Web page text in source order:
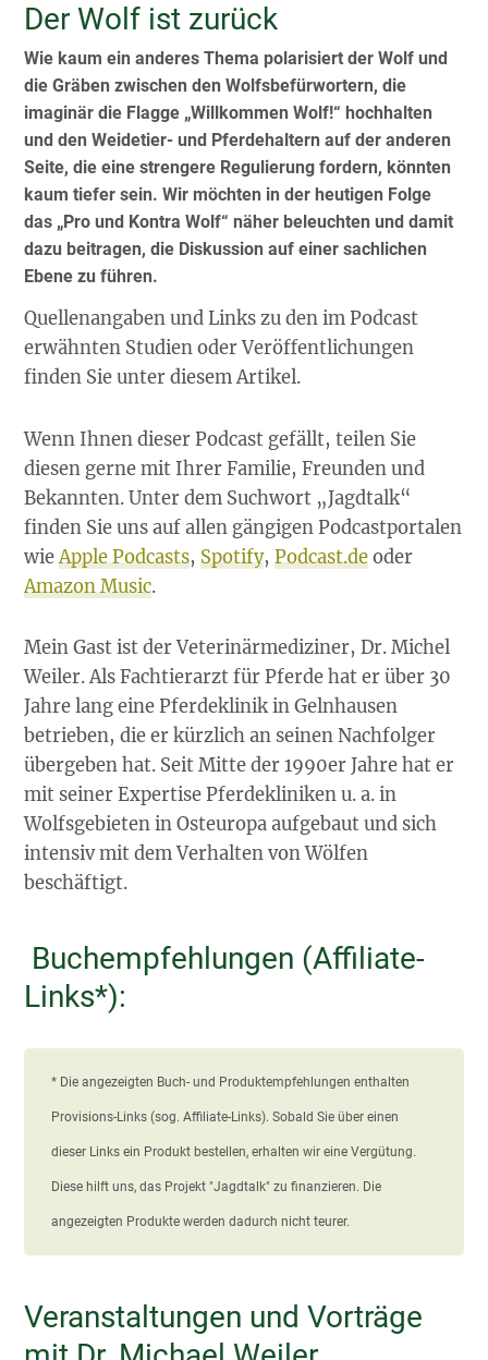
Der Wolf ist zurück
Wie kaum ein anderes Thema polarisiert der Wolf und
die Gräben zwischen den Wolfsbefürwortern, die
imaginär die Flagge „Willkommen Wolf!“ hochhalten
und den Weidetier- und Pferdehaltern auf der anderen
Seite, die eine strengere Regulierung fordern, könnten
kaum tiefer sein. Wir möchten in der heutigen Folge
das „Pro und Kontra Wolf“ näher beleuchten und damit
dazu beitragen, die Diskussion auf einer sachlichen
Ebene zu führen.
Quellenangaben und Links zu den im Podcast
erwähnten Studien oder Veröffentlichungen
finden Sie unter diesem Artikel.
Wenn Ihnen dieser Podcast gefällt, teilen Sie
diesen gerne mit Ihrer Familie, Freunden und
Bekannten. Unter dem Suchwort „Jagdtalk“
finden Sie uns auf allen gängigen Podcastportalen
wie Apple Podcasts, Spotify,Podcast.de oder
Amazon Music.
Mein Gast ist der Veterinärmediziner, Dr. Michel
Weiler. Als Fachtierarzt für Pferde hat er über 30
Jahre lang eine Pferdeklinik in Gelnhausen
betrieben, die er kürzlich an seinen Nachfolger
übergeben hat. Seit Mitte der 1990er Jahre hat er
mit seiner Expertise Pferdekliniken u. a. in
Wolfsgebieten in Osteuropa aufgebaut und sich
intensiv mit dem Verhalten von Wölfen
beschäftigt.
Buchempfehlungen (Affiliate-
Links*):
* Die angezeigten Buch- und Produktempfehlungen enthalten
Provisions-Links (sog. Affiliate-Links). Sobald Sie über einen
dieser Links ein Produkt bestellen, erhalten wir eine Vergütung.
Diese hilft uns, das Projekt "Jagdtalk" zu finanzieren. Die
angezeigten Produkte werden dadurch nicht teurer.
Veranstaltungen und Vorträge